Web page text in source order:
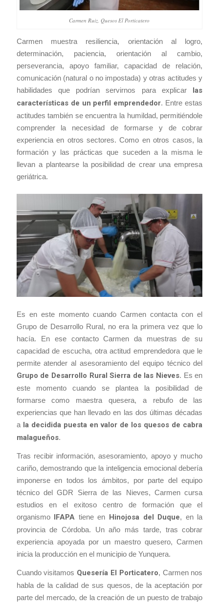
Carmen Ruiz, Quesos El Porticatero
Carmen muestra resiliencia, orientación al logro,
determinación, paciencia, orientación al cambio,
perseverancia, apoyo familiar, capacidad de relación,
comunicación (natural o no impostada) y otras actitudes y
habilidades que podrían servirnos para explicar
las
características de un perfil emprendedor. Entre estas
actitudes también se encuentra la humildad, permitiéndole
comprender la necesidad de formarse y de cobrar
experiencia en otros sectores. Como en otros casos, la
formación y las prácticas que suceden a la misma le
llevan a plantearse la posibilidad de crear una empresa
geriátrica.
Es en este momento cuando Carmen contacta con el
Grupo de Desarrollo Rural, no era la primera vez que lo
hacía. En ese contacto Carmen da muestras de su
capacidad de escucha, otra actitud emprendedora que le
permite atender al asesoramiento del equipo técnico del
Grupo de Desarrollo Rural Sierra de las Nieves. Es en
este momento cuando se plantea la posibilidad de
formarse como maestra quesera, a rebufo de las
experiencias que han llevado en las dos últimas décadas
a la decidida puesta en valor de los quesos de cabra
malagueños.
Tras recibir información, asesoramiento, apoyo y mucho
cariño, demostrando que la inteligencia emocional debería
imponerse en todos los ámbitos, por parte del equipo
técnico del GDR Sierra de las Nieves, Carmen cursa
estudios en el exitoso centro de formación que el
organismo IFAPA tiene en Hinojosa del Duque, en la
provincia de Córdoba. Un año más tarde, tras cobrar
experiencia apoyada por un maestro quesero, Carmen
inicia la producción en el municipio de Yunquera.
Cuando visitamos Quesería El Porticatero, Carmen nos
habla de la calidad de sus quesos, de la aceptación por
parte del mercado, de la creación de un puesto de trabajo